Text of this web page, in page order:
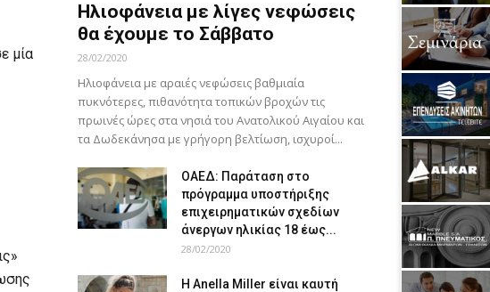
μία
Ηλιοφάνεια με λίγες νεφώσεις
θα έχουμε το Σάββατο
28/02/2020
Ηλιοφάνεια με αραιές νεφώσεις βαθμιαία
πυκνότερες, πιθανότητα τοπικών βροχών τις
πρωινές ώρες στα νησιά του Ανατολικού Αιγαίου και
τα Δωδεκάνησα με γρήγορη βελτίωση, ισχυροί...
ΟΑΕΔ: Παράταση στο
πρόγραμμα υποστήριξης
επιχειρηματικών σχεδίων
άνεργων ηλικίας 18 έως...
28/02/2020
Η Anella Miller είναι καυτή